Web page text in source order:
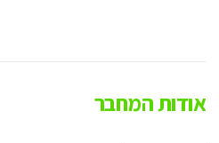
אודות המחבר